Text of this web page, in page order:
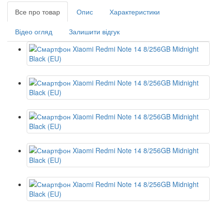
Все про товар Опис Характеристики
Відео огляд Залишити відгук